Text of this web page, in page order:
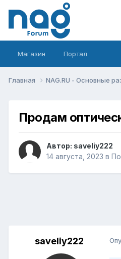
Магазин Портал
Главная NAG.RU - Основные
Продам
Автор: saveliy222
14 августа, 2023 в
saveliy222